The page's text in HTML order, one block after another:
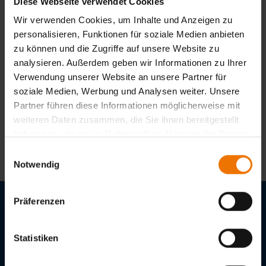
Wir verwenden Cookies, um Inhalte und Anzeigen zu
personalisieren, Funktionen für soziale Medien anbieten
zu können und die Zugriffe auf unsere Website zu
analysieren. Außerdem geben wir Informationen zu Ihrer
Verwendung unserer Website an unsere Partner für
soziale Medien, Werbung und Analysen weiter. Unsere
Partner führen diese Informationen möglicherweise mit
weiteren Daten zusammen, die Sie ihnen bereitgestellt
Notwendig
Präferenzen
Statistiken
Lehrgang
Unterrichtsform:
in Tagesform
Veranstaltungsort:
Duisburg
Weiter
Downloads